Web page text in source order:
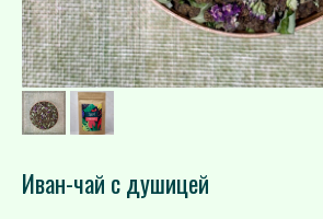
Иван-чай с душицей